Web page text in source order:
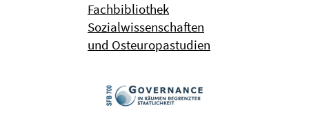
Fachbibliothek
Sozialwissenschaften
und Osteuropastudien